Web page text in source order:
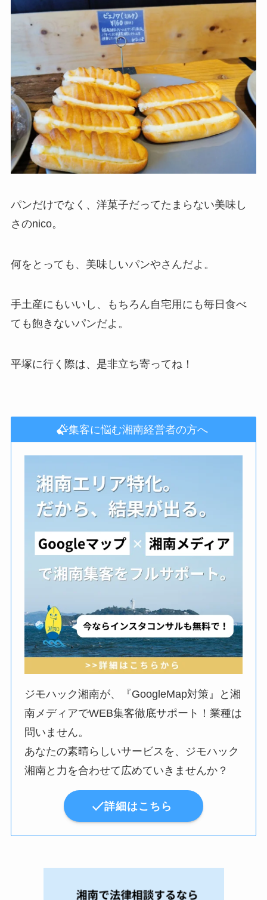
パンだけでなく、洋菓子だってたまらない美味し
さのnico。
何をとっても、美味しいパンやさんだよ。
手土産にもいいし、もちろん自宅用にも毎日食べ
ても飽きないパンだよ。
平塚に行く際は、是非立ち寄ってね！
集客に悩む湘南経営者の方へ
ジモハック湘南が、『GoogleMap対策』と湘
南メディアでWEB集客徹底サポート！業種は
問いません。
あなたの素晴らしいサービスを、ジモハック
湘南と力を合わせて広めていきませんか？
詳細はこちら